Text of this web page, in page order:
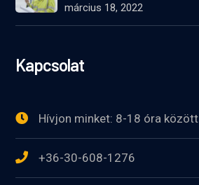
március 18, 2022
Kapcsolat
Hívjon minket: 8-18 óra között
+36-30-608-1276